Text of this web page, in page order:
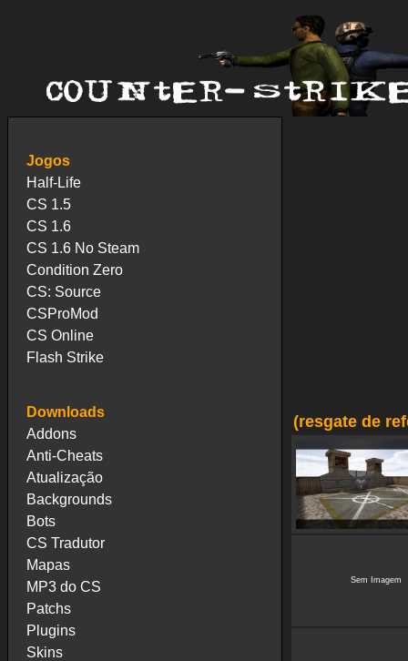
Jogos
Half-Life
CS 1.5
CS 1.6
CS 1.6 No Steam
Condition Zero
CS: Source
CSProMod
CS Online
Flash Strike
Downloads
Addons
Anti-Cheats
Atualização
Backgrounds
Bots
CS Tradutor
Mapas
MP3 do CS
Patchs
Plugins
Skins
(resgate de
Sem Imagem